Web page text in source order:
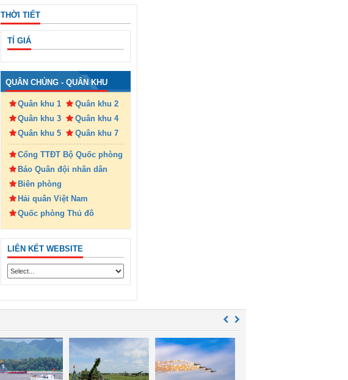
THỜI TIẾT
TỈ GIÁ
QUÂN CHỦNG - QUÂN KHU
Quân khu 1
Quân khu 2
Quân khu 3
Quân khu 4
Quân khu 5
Quân khu 7
Cổng TTĐT Bộ Quốc phòng
Báo Quân đội nhân dân
Biên phòng
Hải quân Việt Nam
Quốc phòng Thủ đô
LIÊN KẾT WEBSITE